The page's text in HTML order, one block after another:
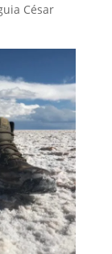
César